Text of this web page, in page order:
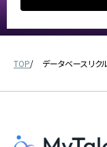
TOP データベースリク